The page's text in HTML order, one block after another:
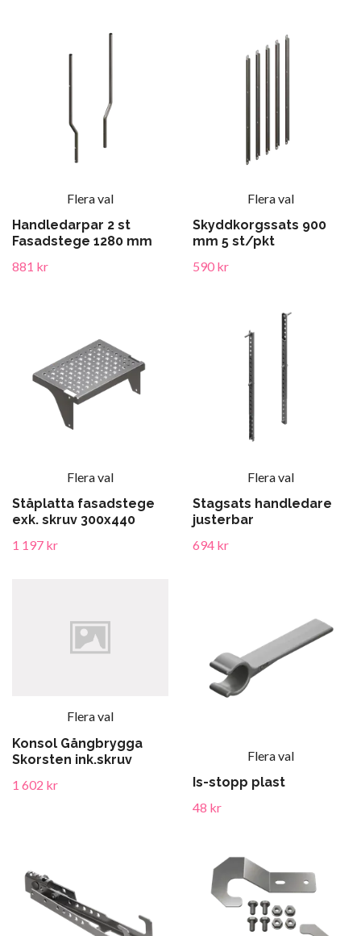
Flera val
Handledarpar 2 st
Fasadstege 1280 mm
881 kr
Flera val
Skyddkorgssats 900
mm 5 st/pkt
590 kr
Flera val
Ståplatta fasadstege
exk. skruv 300x440
1 197 kr
Flera val
Stagsats handledare
justerbar
694 kr
Flera val
Konsol Gångbrygga
Skorsten ink.skruv
1 602 kr
Flera val
Is-stopp plast
48 kr